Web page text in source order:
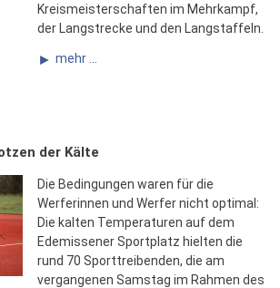
Kreismeisterschaften im Mehrkampf,
der Langstrecke und den Langstaffeln.
mehr ...
der Kälte
Die Bedingungen waren für die
Werferinnen und Werfer nicht optimal:
Die kalten Temperaturen auf dem
Edemissener Sportplatz hielten die
rund 70 Sporttreibenden, die am
vergangenen Samstag im Rahmen des